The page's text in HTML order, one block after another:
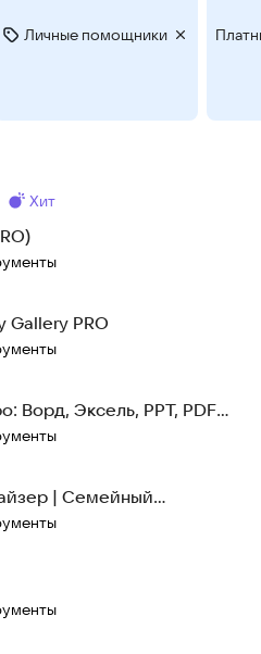
Личные помощники
Метка
хит
Gallery PRO
Ворд, Эксель, PPT, PDF
| Семейный